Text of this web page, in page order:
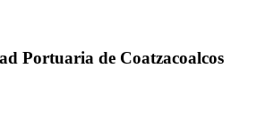
Portuaria de Coatzacoalcos